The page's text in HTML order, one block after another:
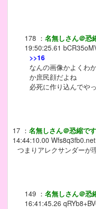
178 ： 名無しさん＠恐
19:50:25.61
>>16
なんの画像かよくわ
か庶民顔だよね
必死に作り込んでや
17 ： 名無しさん＠恐縮で
14:44:10.00 Wfs8q3fb0.net
つまりアレクサンダーが
149 ： 名無しさん＠恐
16:41:45.26